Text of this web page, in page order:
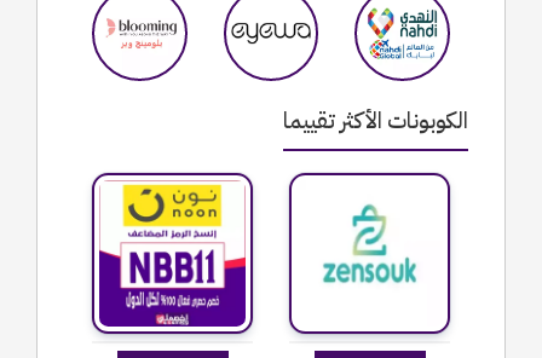
الكوبونات الأكثر تقييما